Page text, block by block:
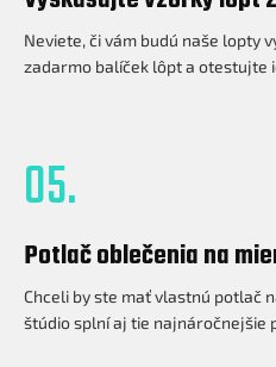
Neviete, či vám budú naše lopty
zadarmo balíček lôpt a otestujte
05.
Potlač oblečenia na
Chceli by ste mať vlastnú potlač
štúdio splní aj tie najnáročnejšie